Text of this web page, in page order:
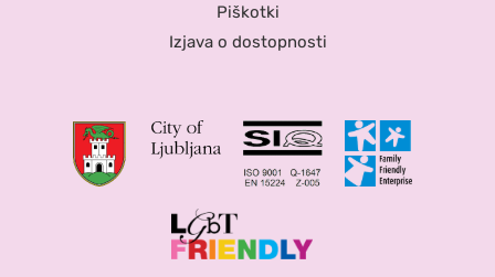
Piškotki
Izjava o dostopnosti